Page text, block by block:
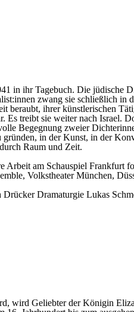
in ihr Tagebuch. Die jüdische
zwang sie schließlich in
ihrer künstlerischen
treibt sie weiter nach Israel.
Begegnung zweier
in der Kunst, in der
Raum und Zeit.
am Schauspiel Frankfurt
Volkstheater München,
DrückerDramaturgie Lukas
wird Geliebter der Königin